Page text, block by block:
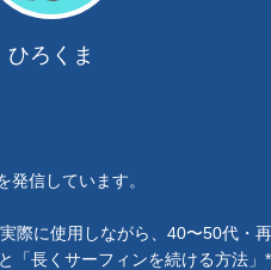
ひろくま
信しています。
際に使用しながら、40〜50代・
「長くサーフィンを続ける方法」